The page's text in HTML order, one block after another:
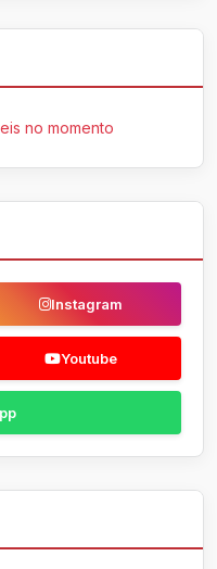
no momento
Instagram
Youtube